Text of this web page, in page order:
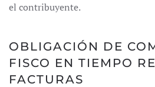
el contribuyente.
OBLIGACIÓN DE
FISCO EN TIEMPO
FACTURAS